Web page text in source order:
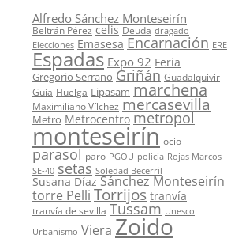
Alfredo Sánchez Monteseirín
Beltrán Pérez celis Deuda dragado
Elecciones Emasesa Encarnación ERE
Espadas Expo 92 Feria
Gregorio Serrano Griñán Guadalquivir
Guía Huelga Lipasam marchena
Maximiliano Vílchez mercasevilla
Metro Metrocentro metropol
monteseirín ocio
parasol paro PGOU policía Rojas Marcos
SE-40 setas Soledad Becerril
Susana Díaz Sánchez Monteseirín
torre Pelli Torrijos tranvía
tranvía de sevilla Tussam Unesco
Urbanismo Viera Zoido